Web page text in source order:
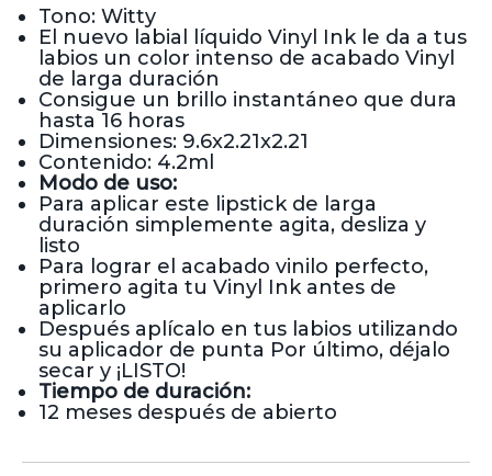
Tono: Witty
El nuevo labial líquido Vinyl Ink le da a tus
labios un color intenso de acabado Vinyl
de larga duración
Consigue un brillo instantáneo que dura
hasta 16 horas
Dimensiones: 9.6x2.21x2.21
Contenido: 4.2ml
Modo de uso:
Para aplicar este lipstick de larga
duración simplemente agita, desliza y
listo
Para lograr el acabado vinilo perfecto,
primero agita tu Vinyl Ink antes de
aplicarlo
Después aplícalo en tus labios utilizando
su aplicador de punta Por último, déjalo
secar y ¡LISTO!
Tiempo de duración:
12 meses después de abierto